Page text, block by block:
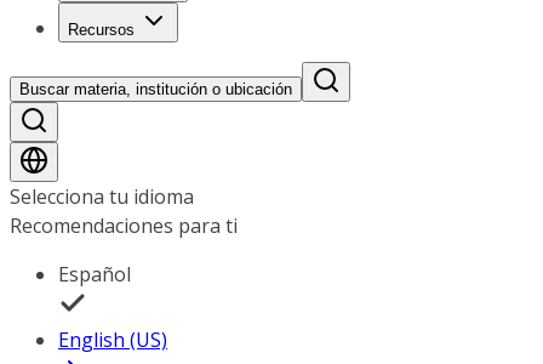
Recursos
Buscar materia, institución o ubicación
Selecciona tu idioma
Recomendaciones para ti
Español
English (US)